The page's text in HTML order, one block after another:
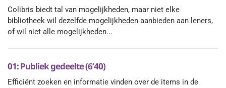
Colibris biedt tal van mogelijkheden, maar niet elke
bibliotheek wil dezelfde mogelijkheden aanbieden aan leners,
of wil niet alle mogelijkheden...
01: Publiek gedeelte (6’40)
Efficiënt zoeken en informatie vinden over de items in de